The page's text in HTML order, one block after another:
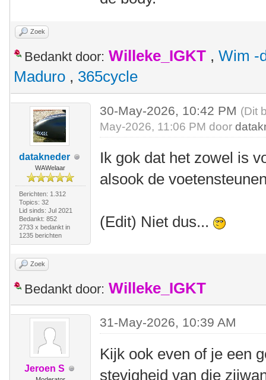
Zoek
Bedankt door: Willeke_IGKT , Wim -
Maduro , 365cycle
datakneder
WAWelaar
Berichten: 1.312
Topics: 32
Lid sinds: Jul 2021
Bedankt: 852
2733 x bedankt in
1235 berichten
30-May-2026, 10:42 PM (Dit
May-2026, 11:06 PM door
Ik gok dat het zowel is
alsook de
(Edit) Niet dus...
Zoek
Bedankt door: Willeke_IGKT
Jeroen S
31-May-2026, 10:39 AM
Kijk ook even of je een
stevigheid van die